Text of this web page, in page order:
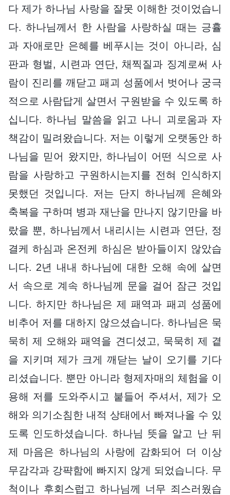
다 제가 하나님 사랑을 잘못 이해한 것이었습니
다. 하나님께서 한 사람을 사랑하실 때는 긍휼
과 자애로만 은혜를 베푸시는 것이 아니라, 심
판과 형벌, 시련과 연단, 채찍질과 징계로써 사
람이 진리를 깨닫고 패괴 성품에서 벗어나 궁극
적으로 사람답게 살면서 구원받을 수 있도록 하
십니다. 하나님 말씀을 읽고 나니 괴로움과 자
책감이 밀려왔습니다. 저는 이렇게 오랫동안 하
나님을 믿어 왔지만, 하나님이 어떤 식으로 사
람을 사랑하고 구원하시는지를 전혀 인식하지
못했던 것입니다. 저는 단지 하나님께 은혜와
축복을 구하며 병과 재난을 만나지 않기만을 바
랐을 뿐, 하나님께서 내리시는 시련과 연단, 정
결케 하심과 온전케 하심은 받아들이지 않았습
니다. 2년 내내 하나님에 대한 오해 속에 살면
서 속으로 계속 하나님께 문을 걸어 잠근 것입
니다. 하지만 하나님은 제 패역과 패괴 성품에
비추어 저를 대하지 않으셨습니다. 하나님은 묵
묵히 제 오해와 패역을 견디셨고, 묵묵히 제 곁
을 지키며 제가 크게 깨닫는 날이 오기를 기다
리셨습니다. 뿐만 아니라 형제자매의 체험을 이
용해 저를 도와주시고 붙들어 주셔서, 제가 오
해와 의기소침한 내적 상태에서 빠져나올 수 있
도록 인도하셨습니다. 하나님 뜻을 알고 난 뒤
제 마음은 하나님의 사랑에 감화되어 더 이상
무감각과 강퍅함에 빠지지 않게 되었습니다. 무
척이나 후회스럽고 하나님께 너무 죄스러웠습